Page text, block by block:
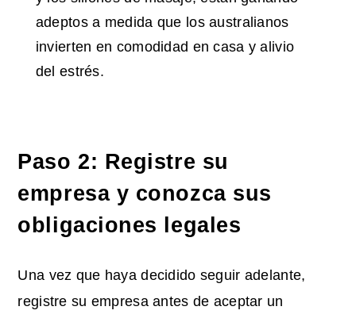
adeptos a medida que los australianos
invierten en comodidad en casa y alivio
del estrés.
Paso 2: Registre su
empresa y conozca sus
obligaciones legales
Una vez que haya decidido seguir adelante,
registre su empresa antes de aceptar un